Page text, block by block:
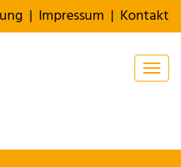
| Impressum | Kontakt